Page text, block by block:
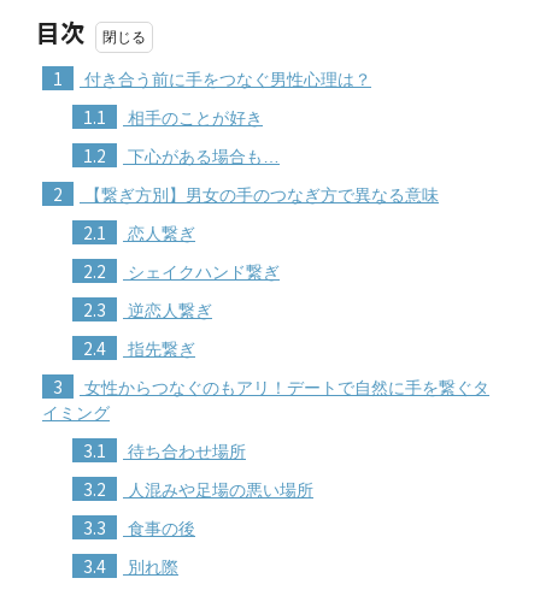
目次
1 付き合う前に手をつなぐ男性心理は？
1.1 相手のことが好き
1.2 下心がある場合も…
2 【繋ぎ方別】男女の手のつなぎ方で異なる意味
2.1 恋人繋ぎ
2.2 シェイクハンド繋ぎ
2.3 逆恋人繋ぎ
2.4 指先繋ぎ
3
女性からつなぐのもアリ！デートで自然に手を繋ぐタ
イミング
3.1 待ち合わせ場所
3.2 人混みや足場の悪い場所
3.3 食事の後
3.4 別れ際